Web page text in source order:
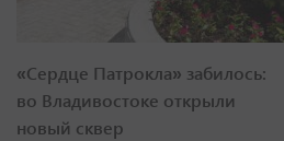
«Сердце Патрокла» забилось:
во Владивостоке открыли
новый сквер